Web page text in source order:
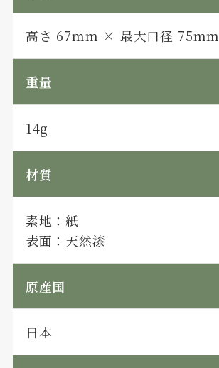
高さ 67mm × 最大口径 75mm
重量
14g
材質
素地：紙
表面：天然漆
原産国
日本